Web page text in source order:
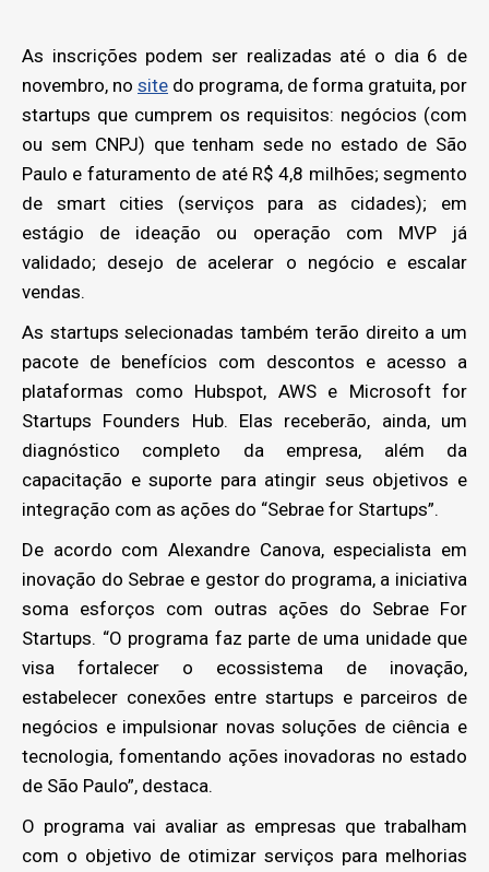
As inscrições podem ser realizadas até o dia 6 de
novembro, no site do programa, de forma gratuita, por
startups que cumprem os requisitos: negócios (com
ou sem CNPJ) que tenham sede no estado de São
Paulo e faturamento de até R$ 4,8 milhões; segmento
de smart cities (serviços para as cidades); em
estágio de ideação ou operação com MVP já
validado; desejo de acelerar o negócio e escalar
vendas.
As startups selecionadas também terão direito a um
pacote de benefícios com descontos e acesso a
plataformas como Hubspot, AWS e Microsoft for
Startups Founders Hub. Elas receberão, ainda, um
diagnóstico completo da empresa, além da
capacitação e suporte para atingir seus objetivos e
integração com as ações do “Sebrae for Startups”.
De acordo com Alexandre Canova, especialista em
inovação do Sebrae e gestor do programa, a iniciativa
soma esforços com outras ações do Sebrae For
Startups. “O programa faz parte de uma unidade que
visa fortalecer o ecossistema de inovação,
estabelecer conexões entre startups e parceiros de
negócios e impulsionar novas soluções de ciência e
tecnologia, fomentando ações inovadoras no estado
de São Paulo”, destaca.
O programa vai avaliar as empresas que trabalham
com o objetivo de otimizar serviços para melhorias